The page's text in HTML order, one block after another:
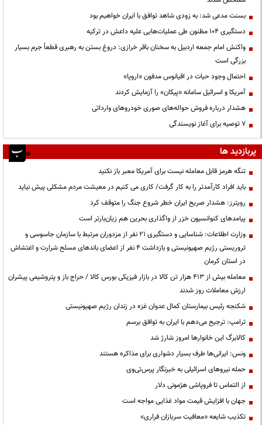
بسنت مدعی شد: به زودی شاهد توافق با ایران خواهیم بود
دستگیری ۱۰۴ مظنون طی عملیات‌هایی علیه داعش در ترکیه
واکنش امام جمعه اردبیل به سخنان باقر خرازی: دروغ بستن به رهبری قطعاً جرم بسیار
بزرگی است
احتمال وجود حیات در اقیانوس مدفون «اروپا»
آمریکا و اسرائیل سامانه «پیکان» را آزمایش کردند
هشدار درباره فروش حواله‌های صوری خودروهای وارداتی
۷ توصیه برای آغاز نویسندگی
پربازدید ها
تنگه هرمز قابل معامله نیست برای آمریکا معبر باز نکنید
باید افراد کارآمدتر را به کار گرفت/ کاری می کنیم در معیشت مردم مشکلی پیش نیاید
رویترز: هشدار صریح ایران خطر شروع جنگ را متوقف کرد
پیامدهای کنوانسیون خزر از واگذاری بحرین هم زیان‌بارتر است
وزارت اطلاعات: شناسایی و دستگیری ۲۱ نفر از مزدوران مرتبط با سازمان جاسوسی و
تروریستی رژیم صهیونیستی و بازداشت ۴ نفر از اعضای باندهای مسلح شرارت و اغتشاش
در استان کرمان
معامله بیش از ۴۱۳ هزار تن کالا در بازار فیزیکی بورس کالا / حراج باز و پتروشیمی پیشران
ارزش معاملات روز شدند
شکنجه رئیس بیمارستان کمال عدوان غزه در زندان رژیم صهیونیستی
ترامپ: ترجیح می‌دهم با ایران به توافق برسم
کالابرگ این خانوارها امروز شارژ شد
ونس: ایرانی‌ها طرف بسیار دشواری برای مذاکره هستند
حمله نیروهای اسرائیلی به خبرنگار پرس‌تی‌وی
از التماس تا فروپاشی هژمونی دلار
جهان با افزایش قیمت مواد غذایی مواجه است
تکذیب شایعه «معافیت سربازان فراری»